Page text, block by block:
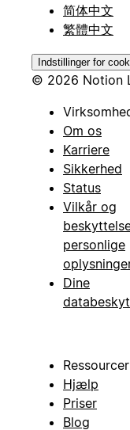
简体中文
繁體中文
Indstillinger for
© 2026 Notion
Om os
Karriere
Sikkerhed
Status
Vilkår og
personlige
Dine
Ressourcer
Hjælp
Priser
Blog